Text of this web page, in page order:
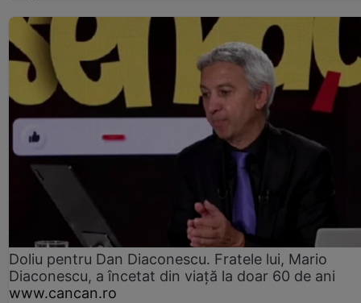
Doliu pentru Dan Diaconescu. Fratele lui, Mario
Diaconescu, a încetat din viață la doar 60 de ani
www.cancan.ro